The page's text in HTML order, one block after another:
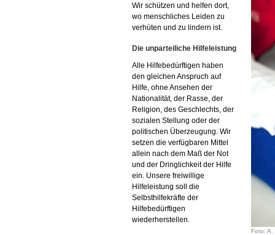
Foto: A.
Wir schützen und helfen dort,
wo menschliches Leiden zu
verhüten und zu lindern ist.
Die unparteiliche Hilfeleistung
Alle Hilfebedürftigen haben
den gleichen Anspruch auf
Hilfe, ohne Ansehen der
Nationalität, der Rasse, der
Religion, des Geschlechts, der
sozialen Stellung oder der
politischen Überzeugung. Wir
setzen die verfügbaren Mittel
allein nach dem Maß der Not
und der Dringlichkeit der Hilfe
ein. Unsere freiwillige
Hilfeleistung soll die
Selbsthilfekräfte der
Hilfebedürftigen
wiederherstellen.